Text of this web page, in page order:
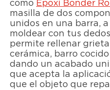
como Epoxi Bonder
masilla de dos
unidos en una barra,
moldear con tus
permite rellenar
cerámica, barro
dando un acabado
que acepta la
que el objeto que